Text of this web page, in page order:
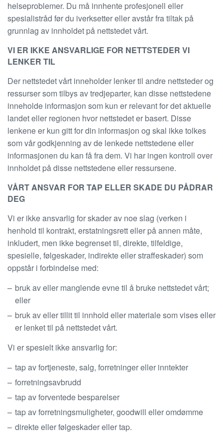
helseproblemer. Du må innhente profesjonell eller
spesialistråd før du iverksetter eller avstår fra tiltak på
grunnlag av innholdet på nettstedet vårt.
VI ER IKKE ANSVARLIGE FOR NETTSTEDER VI
LENKER TIL
Der nettstedet vårt inneholder lenker til andre nettsteder og
ressurser som tilbys av tredjeparter, kan disse nettstedene
inneholde informasjon som kun er relevant for det aktuelle
landet eller regionen hvor nettstedet er basert. Disse
lenkene er kun gitt for din informasjon og skal ikke tolkes
som vår godkjenning av de lenkede nettstedene eller
informasjonen du kan få fra dem. Vi har ingen kontroll over
innholdet på disse nettstedene eller ressursene.
VÅRT ANSVAR FOR TAP ELLER SKADE DU PÅDRAR
DEG
Vi er ikke ansvarlig for skader av noe slag (verken i
henhold til kontrakt, erstatningsrett eller på annen måte,
inkludert, men ikke begrenset til, direkte, tilfeldige,
spesielle, følgeskader, indirekte eller straffeskader) som
oppstår i forbindelse med:
bruk av eller manglende evne til å bruke nettstedet vårt;
eller
bruk av eller tillit til innhold eller materiale som vises eller
er lenket til på nettstedet vårt.
Vi er spesielt ikke ansvarlig for:
tap av fortjeneste, salg, forretninger eller inntekter
forretningsavbrudd
tap av forventede besparelser
tap av forretningsmuligheter, goodwill eller omdømme
direkte eller følgeskader eller tap.